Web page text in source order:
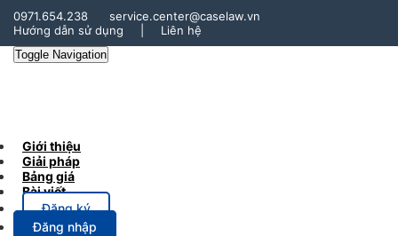
0971.654.238
service.center@caselaw.vn
Hướng dẫn sử dụng
Liên hệ
Toggle Navigation
Giới thiệu
Giải pháp
Bảng giá
Bài viết
Đăng ký
Đăng nhập